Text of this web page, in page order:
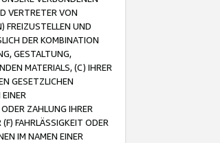
VERTRETER VON
FREIZUSTELLEN UND
DER KOMBINATION
GESTALTUNG,
MATERIALS, (C) IHRER
GESETZLICHEN
ZAHLUNG IHRER
FAHRLÄSSIGKEIT ODER
IM NAMEN EINER